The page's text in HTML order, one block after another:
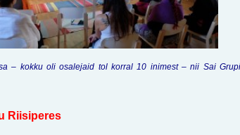
– kokku oli osalejaid tol korral 10 inimest – nii Sai Grupi
Riisiperes